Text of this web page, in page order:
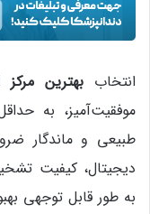
انتخاب بهترین
موفقیت‌آمیز، به
طبیعی و ماندگار
دیجیتال، کیفیت
به طور قابل توجهی